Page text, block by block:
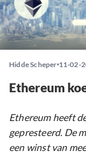
Hidde Scheper 11-02-
Ethereum
Ethereum heeft
gepresteerd. De
een winst van